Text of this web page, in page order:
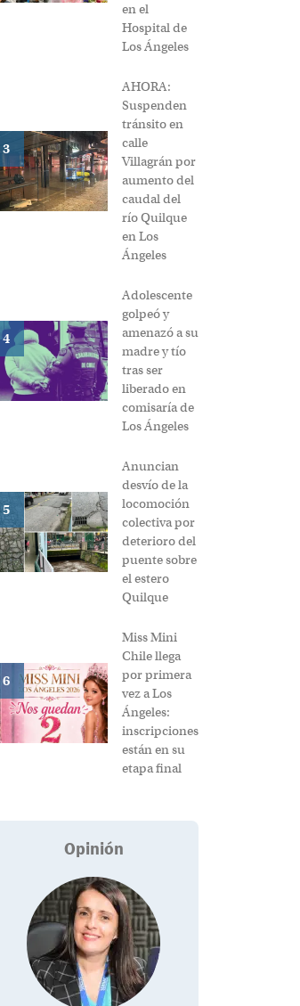
en el
Hospital de
Los Ángeles
3
AHORA:
Suspenden
tránsito en
calle
Villagrán por
aumento del
caudal del
río Quilque
en Los
Ángeles
4
Adolescente
golpeó y
amenazó a su
madre y tío
tras ser
liberado en
comisaría de
Los Ángeles
5
Anuncian
desvío de la
locomoción
colectiva por
deterioro del
puente sobre
el estero
Quilque
6
Miss Mini
Chile llega
por primera
vez a Los
Ángeles:
inscripciones
están en su
etapa final
Opinión